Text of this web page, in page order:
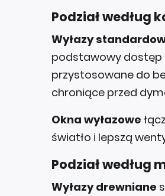
Podział według
Wyłazy
podstawowy dostęp
przystosowane do
chroniące przed
Okna wyłazowe
światło i lepszą
Podział według
Wyłazy drewniane